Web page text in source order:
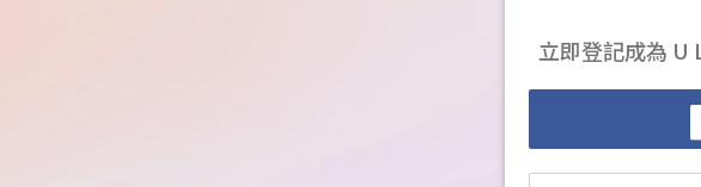
立即登記成為 U